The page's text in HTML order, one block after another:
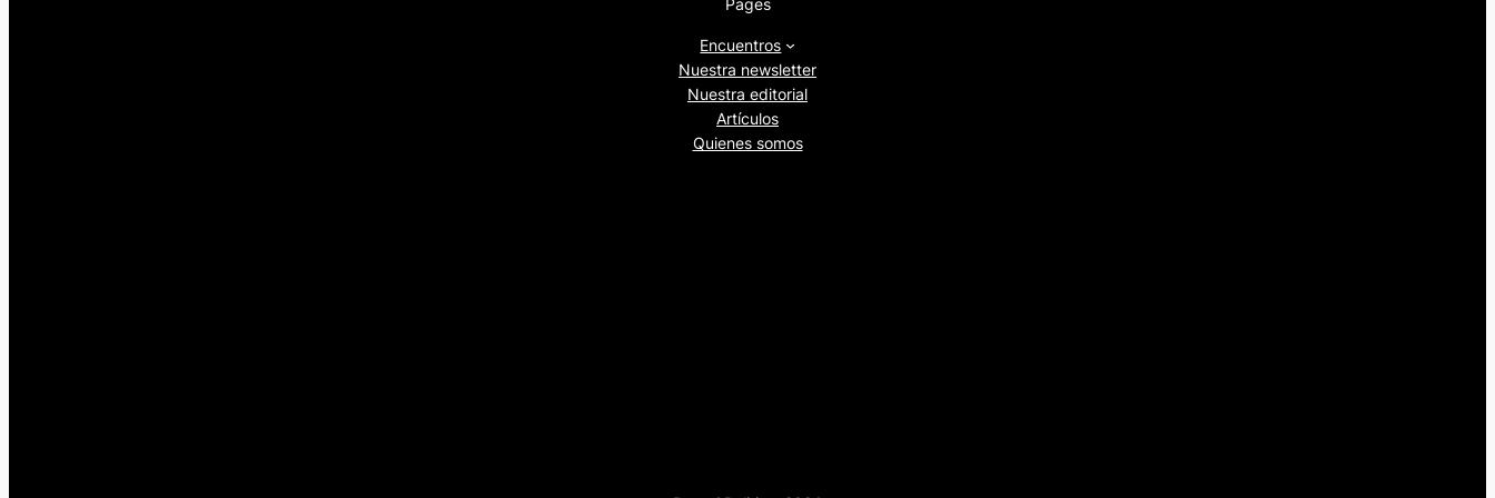
Pages
Encuentros
Nuestra newsletter
Nuestra editorial
Artículos
Quienes somos